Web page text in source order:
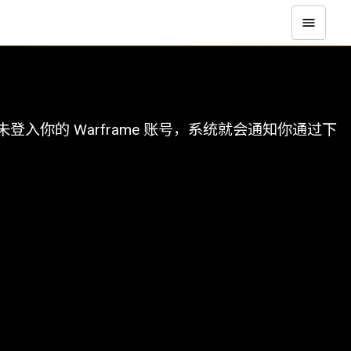
入你的 Warframe 账号，系统就会通知你通过下